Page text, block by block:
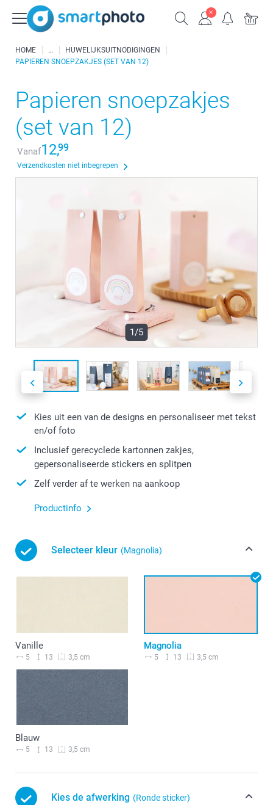
HOME
HUWELIJKSUITNODIGINGEN
PAPIEREN SNOEPZAKJES (SET VAN 12)
Papieren snoepzakjes
(set van 12)
Vanaf12,99
Verzendkosten niet inbegrepen
1/5
Kies uit een van de designs en personaliseer met tekst
en/of foto
Inclusief gerecyclede kartonnen zakjes,
gepersonaliseerde stickers en splitpen
Zelf verder af te werken na aankoop
Productinfo
Selecteer kleur (Magnolia)
Vanille
5 13 3,5 cm
Magnolia
5 13 3,5 cm
Blauw
5 13 3,5 cm
Kies de afwerking (Ronde sticker)